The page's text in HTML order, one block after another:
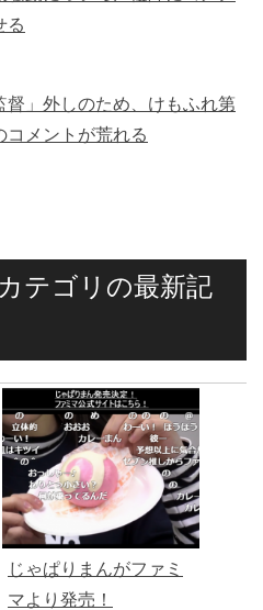
る
督」外しのため、けもふれ第
コメントが荒れる
テゴリの最新記
じゃぱりまんがファミ
マより発売！